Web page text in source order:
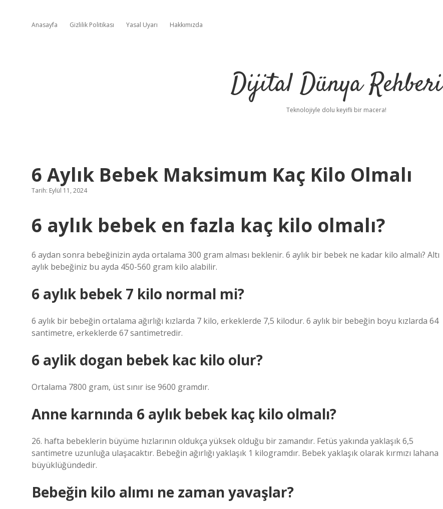
Anasayfa Gizlilik Politikası Yasal Uyarı Hakkımızda
Dijital Dünya Rehberi
Teknolojiyle dolu keyifli bir macera!
6 Aylık Bebek Maksimum Kaç Kilo Olmalı
Tarih: Eylül 11, 2024
6 aylık bebek en fazla kaç kilo olmalı?
6 aydan sonra bebeğinizin ayda ortalama 300 gram alması beklenir. 6 aylık bir bebek ne kadar kilo almalı? Altı
aylık bebeğiniz bu ayda 450-560 gram kilo alabilir.
6 aylık bebek 7 kilo normal mi?
6 aylık bir bebeğin ortalama ağırlığı kızlarda 7 kilo, erkeklerde 7,5 kilodur. 6 aylık bir bebeğin boyu kızlarda 64
santimetre, erkeklerde 67 santimetredir.
6 aylik dogan bebek kac kilo olur?
Ortalama 7800 gram, üst sınır ise 9600 gramdır.
Anne karnında 6 aylık bebek kaç kilo olmalı?
26. hafta bebeklerin büyüme hızlarının oldukça yüksek olduğu bir zamandır. Fetüs yakında yaklaşık 6,5
santimetre uzunluğa ulaşacaktır. Bebeğin ağırlığı yaklaşık 1 kilogramdır. Bebek yaklaşık olarak kırmızı lahana
büyüklüğündedir.
Bebeğin kilo alımı ne zaman yavaşlar?